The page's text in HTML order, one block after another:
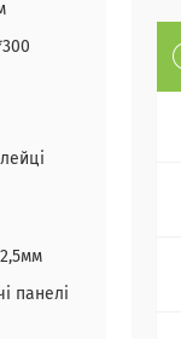
панелі